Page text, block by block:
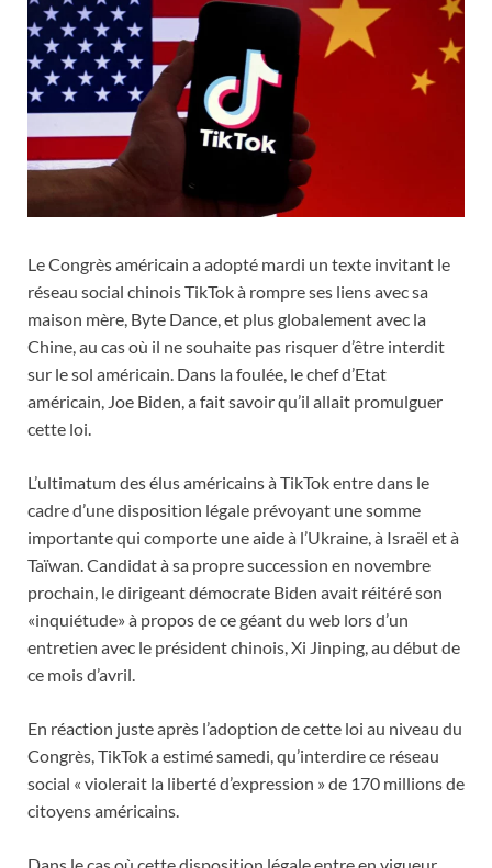
Le Congrès américain a adopté mardi un texte invitant le
réseau social chinois TikTok à rompre ses liens avec sa
maison mère, Byte Dance, et plus globalement avec la
Chine, au cas où il ne souhaite pas risquer d’être interdit
sur le sol américain. Dans la foulée, le chef d’Etat
américain, Joe Biden, a fait savoir qu’il allait promulguer
cette loi.
L’ultimatum des élus américains à TikTok entre dans le
cadre d’une disposition légale prévoyant une somme
importante qui comporte une aide à l’Ukraine, à Israël et à
Taïwan. Candidat à sa propre succession en novembre
prochain, le dirigeant démocrate Biden avait réitéré son
«inquiétude» à propos de ce géant du web lors d’un
entretien avec le président chinois, Xi Jinping, au début de
ce mois d’avril.
En réaction juste après l’adoption de cette loi au niveau du
Congrès, TikTok a estimé samedi, qu’interdire ce réseau
social « violerait la liberté d’expression » de 170 millions de
citoyens américains.